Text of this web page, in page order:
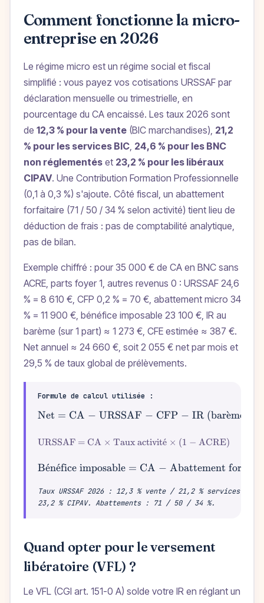
Comment fonctionne la micro-
entreprise en 2026
Le régime micro est un régime social et fiscal
simplifié : vous payez vos cotisations URSSAF par
déclaration mensuelle ou trimestrielle, en
pourcentage du CA encaissé. Les taux 2026 sont
de 12,3 % pour la vente(BIC marchandises), 21,2
% pour les services BIC, 24,6 % pour les BNC
non réglementéset 23,2 % pour les libéraux
CIPAV. Une Contribution Formation Professionnelle
(0,1 à 0,3 %) s'ajoute. Côté fiscal, un abattement
forfaitaire (71 / 50 / 34 % selon activité) tient lieu de
déduction de frais : pas de comptabilité analytique,
pas de bilan.
Exemple chiffré : pour 35 000 € de CA en BNC sans
ACRE, parts foyer 1, autres revenus 0 : URSSAF 24,6
% = 8 610 €, CFP 0,2 % = 70 €, abattement micro 34
% = 11 900 €, bénéfice imposable 23 100 €, IR au
barème (sur 1 part) ≈ 1 273 €, CFE estimée ≈ 387 €.
Net annuel ≈ 24 660 €, soit 2 055 € net par mois et
29,5 % de taux global de prélèvements.
Formule de calcul utilisée :
\text{Net = CA
Net = CA − URSSAF − CFP − IR (bare
ˋme
\text{URSSAF = CA × Taux
URSSAF = CA × Taux activite
ˊ× (1 − ACRE)
\text{Bénéfice
Be
ˊne
ˊfice imposable = CA − Abattement
Taux URSSAF 2026 : 12,3 % vente / 21,2 % services BIC
23,2 % CIPAV. Abattements : 71 / 50 / 34 %.
Quand opter pour le versement
libératoire (VFL) ?
Le VFL (CGI art. 151-0 A) solde votre IR en réglant un